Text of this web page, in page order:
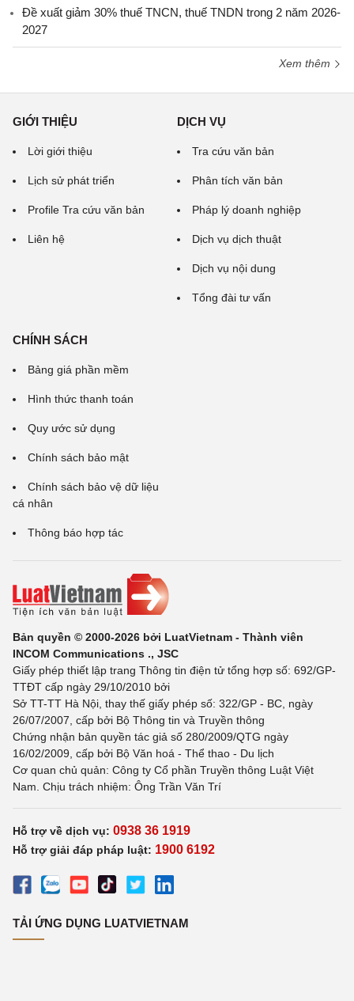
Đề xuất giảm 30% thuế TNCN, thuế TNDN trong 2 năm 2026-
2027
Xem thêm
GIỚI THIỆU
Lời giới thiệu
Lịch sử phát triển
Profile Tra cứu văn bản
Liên hệ
DỊCH VỤ
Tra cứu văn bản
Phân tích văn bản
Pháp lý doanh nghiệp
Dịch vụ dịch thuật
Dịch vụ nội dung
Tổng đài tư vấn
CHÍNH SÁCH
Bảng giá phần mềm
Hình thức thanh toán
Quy ước sử dụng
Chính sách bảo mật
Chính sách bảo vệ dữ liệu
cá nhân
Thông báo hợp tác
Bản quyền © 2000-2026 bởi LuatVietnam - Thành viên
INCOM Communications ., JSC
Giấy phép thiết lập trang Thông tin điện tử tổng hợp số: 692/GP-
TTĐT cấp ngày 29/10/2010 bởi
Sở TT-TT Hà Nội, thay thế giấy phép số: 322/GP - BC, ngày
26/07/2007, cấp bởi Bộ Thông tin và Truyền thông
Chứng nhận bản quyền tác giả số 280/2009/QTG ngày
16/02/2009, cấp bởi Bộ Văn hoá - Thể thao - Du lịch
Cơ quan chủ quản: Công ty Cổ phần Truyền thông Luật Việt
Nam. Chịu trách nhiệm: Ông Trần Văn Trí
Hỗ trợ về dịch vụ: 0938 36 1919
Hỗ trợ giải đáp pháp luật: 1900 6192
TẢI ỨNG DỤNG LUATVIETNAM